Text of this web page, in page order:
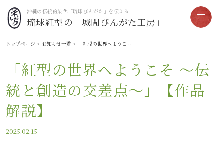
沖縄の伝統的染色「琉球びんがた」を伝える
琉球紅型の「城間びんがた工房」
トップページ お知らせ一覧 「紅型の世界へようこそ 〜伝統と創造の交差点〜」【作品解説】
「紅型の世界へようこそ 〜伝
統と創造の交差点〜」【作品
解説】
2025.02.15